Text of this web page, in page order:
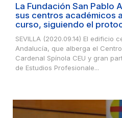
La Fundación San Pablo
sus centros académicos
curso, siguiendo el
SEVILLA (2020.09.14) El edificio
Andalucía, que alberga el
Cardenal Spínola CEU y gran
de Estudios Profesionale...